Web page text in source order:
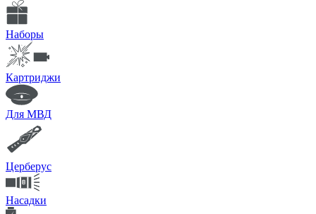
Наборы
Картриджи
Для МВД
Церберус
Насадки